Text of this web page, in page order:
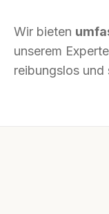
Wir bieten
unserem
reibungslos